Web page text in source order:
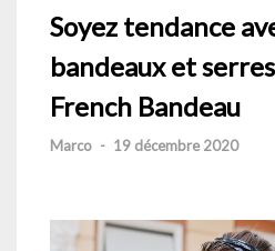
Soyez tendance
bandeaux et
French Bandeau
Marco - 19 décembre 2020